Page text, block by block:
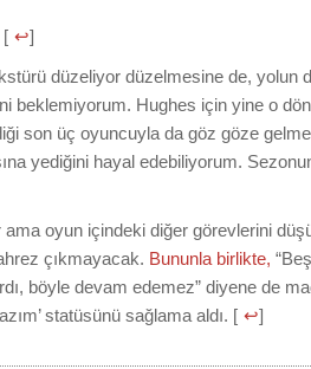
[ ↩]
düzeliyor düzelmesine de, yolun
beklemiyorum. Hughes için yine o
son üç oyuncuyla da göz göze
yediğini hayal edebiliyorum.
oyun içindeki diğer görevlerini
çıkmayacak. Bununla birlikte,
böyle devam edemez” diyene de
statüsünü sağlama aldı. [ ↩]